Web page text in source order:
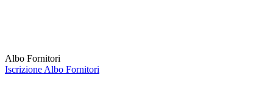
Albo Fornitori
Iscrizione Albo Fornitori